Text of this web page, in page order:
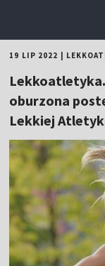
19 LIP 2022
oburzona
Lekkiej